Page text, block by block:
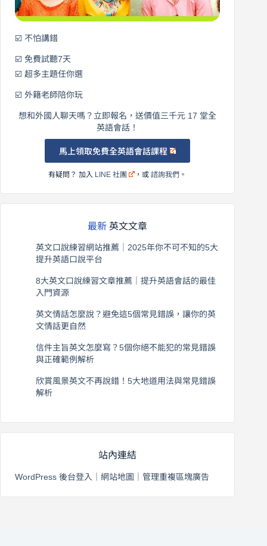
☑️ 不怕講錯
☑️ 免費試聽7天
☑️ 超多主題任你選
☑️ 外籍老師陪你玩
想和外國人聊天嗎？立即報名，送價值三千元 17 堂全
英語會話！
馬上領取免費全英語會話課程
有疑問？ 加入 LINE 社團 ，或諮詢我們 。
最新 英文文章
英文口說練習網站推薦｜2025年你不可不知的5大
提升英語口說平台
8大英文口說練習文章推薦｜提升英語會話的最佳
入門資源
英文情話怎麼說？避免這5個常見錯誤，讓你的英
文情話更自然
信件主旨英文怎麼寫？5個你絕不能犯的常見錯誤
與正確範例解析
欣賞風景英文不再說錯！5大地道用法與常見錯誤
解析
站內連結
WordPress 後台登入 網站地圖 管理重複區塊廣告